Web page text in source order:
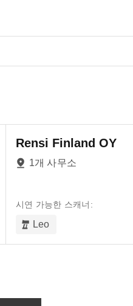
Rensi Finland OY
1개 사무소
시연 가능한 스캐너:
Leo